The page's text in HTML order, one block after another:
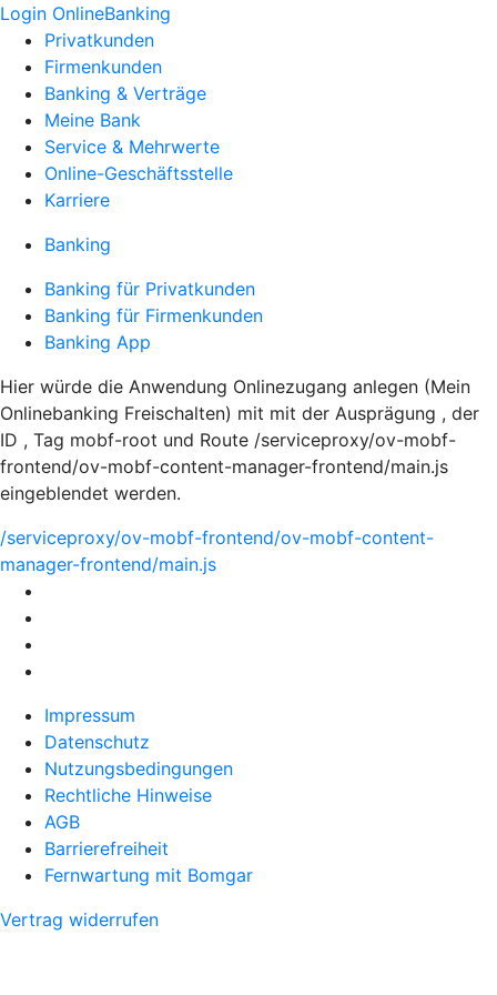
Login OnlineBanking
Privatkunden
Firmenkunden
Banking & Verträge
Meine Bank
Service & Mehrwerte
Online-Geschäftsstelle
Karriere
Banking
Banking für Privatkunden
Banking für Firmenkunden
Banking App
Hier würde die Anwendung Onlinezugang anlegen (Mein
Onlinebanking Freischalten) mit mit der Ausprägung , der
ID , Tag mobf-root und Route /serviceproxy/ov-mobf-
frontend/ov-mobf-content-manager-frontend/main.js
eingeblendet werden.
/serviceproxy/ov-mobf-frontend/ov-mobf-content-
manager-frontend/main.js
Impressum
Datenschutz
Nutzungsbedingungen
Rechtliche Hinweise
AGB
Barrierefreiheit
Fernwartung mit Bomgar
Vertrag widerrufen